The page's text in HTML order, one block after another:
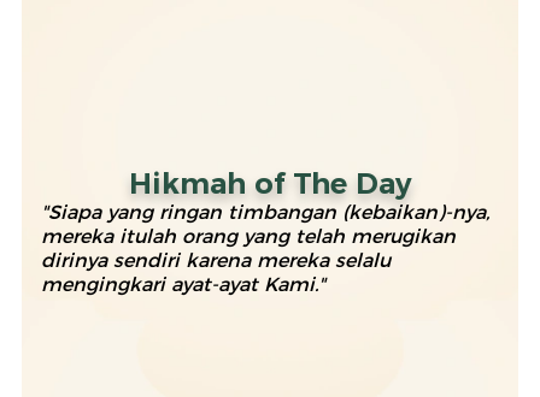
Hikmah of The Day
"Siapa yang ringan timbangan (kebaikan)-nya,
mereka itulah orang yang telah merugikan
dirinya sendiri karena mereka selalu
mengingkari ayat-ayat Kami."